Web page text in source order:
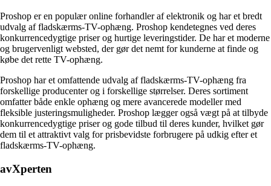
Proshop er en populær online forhandler af elektronik og har et bredt
udvalg af fladskærms-TV-ophæng. Proshop kendetegnes ved deres
konkurrencedygtige priser og hurtige leveringstider. De har et moderne
og brugervenligt websted, der gør det nemt for kunderne at finde og
købe det rette TV-ophæng.
Proshop har et omfattende udvalg af fladskærms-TV-ophæng fra
forskellige producenter og i forskellige størrelser. Deres sortiment
omfatter både enkle ophæng og mere avancerede modeller med
fleksible justeringsmuligheder. Proshop lægger også vægt på at tilbyde
konkurrencedygtige priser og gode tilbud til deres kunder, hvilket gør
dem til et attraktivt valg for prisbevidste forbrugere på udkig efter et
fladskærms-TV-ophæng.
avXperten